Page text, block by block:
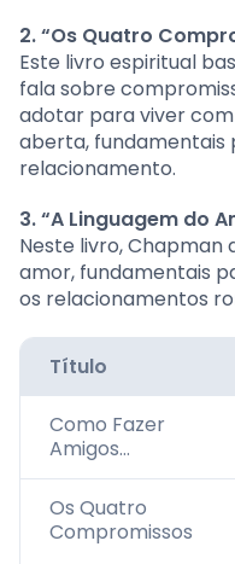
2. “Os Quatro
Este livro espiritual
fala sobre
adotar para viver
aberta, fundamentais
relacionamento.
3. “A Linguagem do
Neste livro, Chapman
amor, fundamentais
os relacionamentos
Título
Como Fazer
Amigos…
Os Quatro
Compromissos